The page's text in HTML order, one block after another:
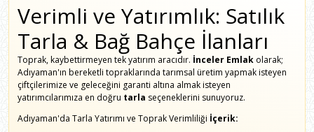
Verimli ve Yatırımlık: Satılık
Tarla & Bağ Bahçe İlanları
Toprak, kaybettirmeyen tek yatırım aracıdır. İnceler Emlak olarak;
Adıyaman'ın bereketli topraklarında tarımsal üretim yapmak isteyen
çiftçilerimize ve geleceğini garanti altına almak isteyen
yatırımcılarımıza en doğru tarla seçeneklerini sunuyoruz.
Adıyaman'da Tarla Yatırımı ve Toprak Verimliliği İçerik: